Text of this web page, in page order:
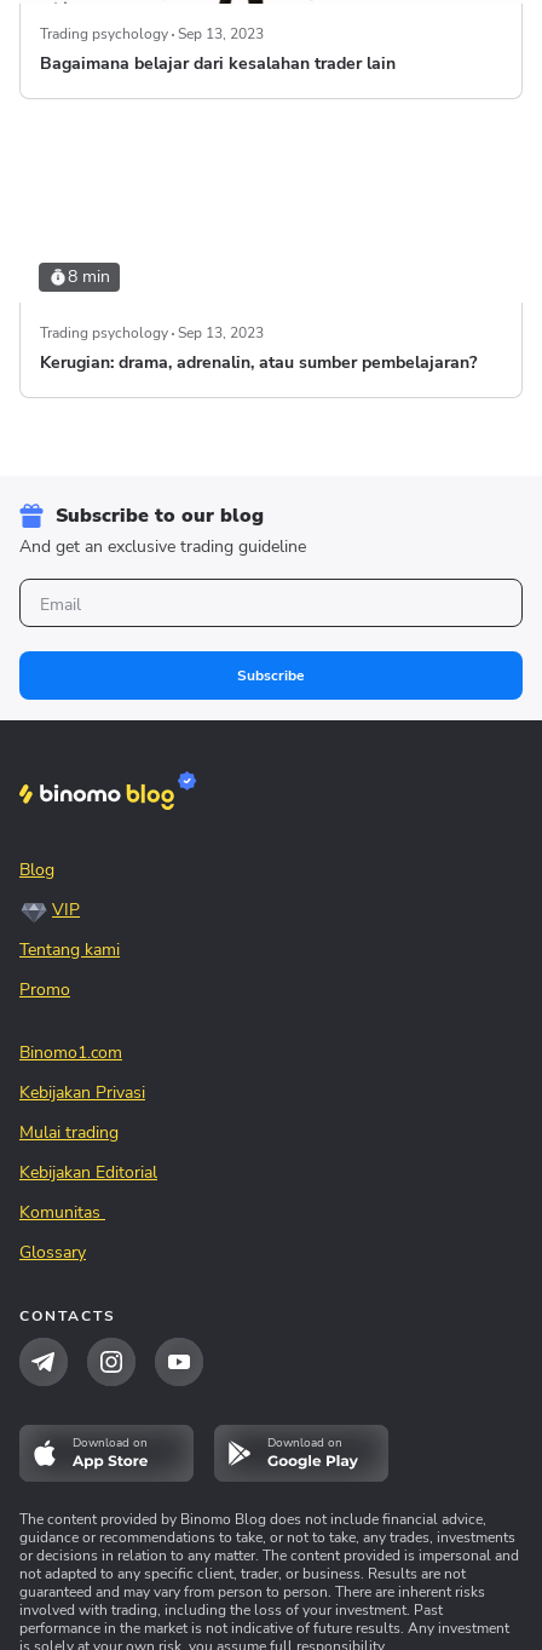
Trading psychology Sep 13, 2023
Bagaimana belajar dari kesalahan trader lain
8 min
Trading psychology Sep 13, 2023
Kerugian: drama, adrenalin, atau sumber pembelajaran?
Subscribe to our blog
And get an exclusive trading guideline
Subscribe
Blog
VIP
Tentang kami
Promo
Binomo1.com
Kebijakan Privasi
Mulai trading
Kebijakan Editorial
Komunitas
Glossary
CONTACTS
Download on Download on
The content provided by Binomo Blog does not include financial advice,
guidance or recommendations to take, or not to take, any trades, investments
or decisions in relation to any matter. The content provided is impersonal and
not adapted to any specific client, trader, or business. Results are not
guaranteed and may vary from person to person. There are inherent risks
involved with trading, including the loss of your investment. Past
performance in the market is not indicative of future results. Any investment